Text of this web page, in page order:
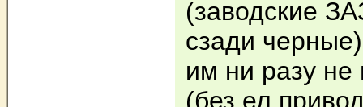
(заводские
сзади
им ни разу не
(без